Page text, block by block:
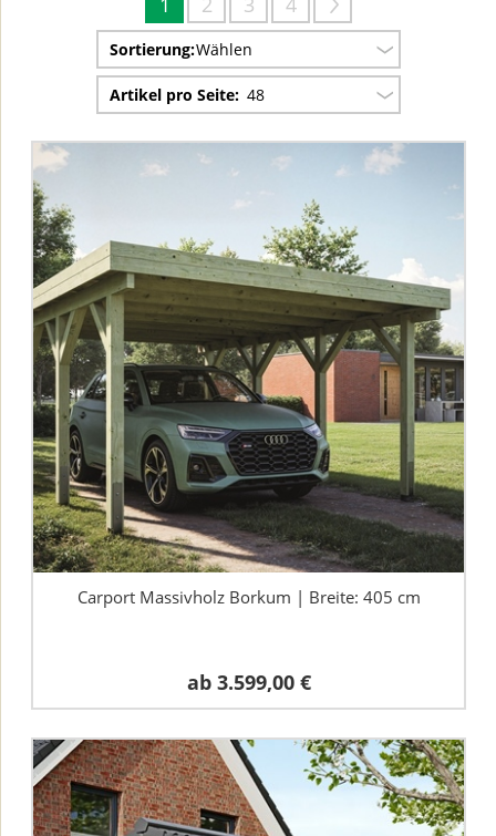
Sortierung:Wählen
Artikel pro Seite: 48
Carport Massivholz Borkum | Breite: 405 cm
ab 3.599,00 €